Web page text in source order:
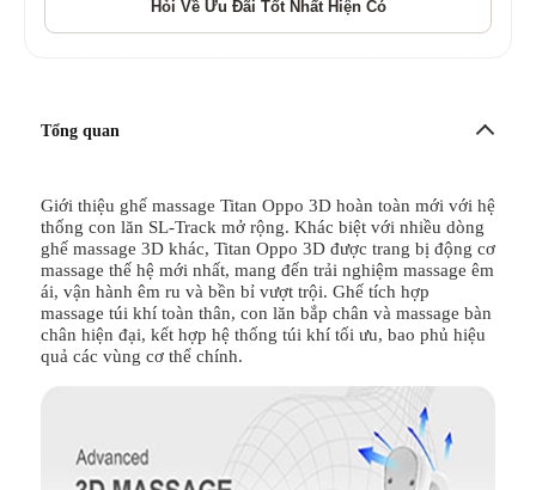
Tổng quan
Giới thiệu ghế massage Titan Oppo 3D hoàn toàn mới với hệ
thống con lăn SL-Track mở rộng. Khác biệt với nhiều dòng
ghế massage 3D khác, Titan Oppo 3D được trang bị động cơ
massage thế hệ mới nhất, mang đến trải nghiệm massage êm
ái, vận hành êm ru và bền bỉ vượt trội. Ghế tích hợp
massage túi khí toàn thân, con lăn bắp chân và massage bàn
chân hiện đại, kết hợp hệ thống túi khí tối ưu, bao phủ hiệu
quả các vùng cơ thể chính.